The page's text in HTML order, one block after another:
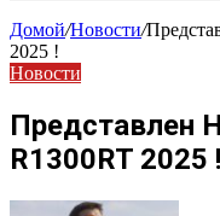
Домой/Новости/
2025 !
Новости
Представлен
R1300RT 2025 !